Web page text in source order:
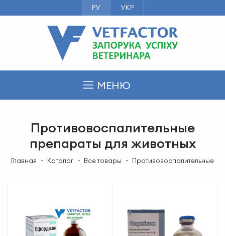
РУ УКР
МЕНЮ
Противовоспалительные
препараты для животных
Главная Каталог Все товары Противовоспалительные